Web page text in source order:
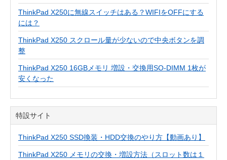
ThinkPad X250に無線スイッチはある？WIFIをOFFにする
には？
ThinkPad X250 スクロール量が少ないので中央ボタンを調
整
ThinkPad X250 16GBメモリ 増設・交換用SO-DIMM 1枚が
安くなった
特設サイト
ThinkPad X250 SSD換装・HDD交換のやり方【動画あり】
ThinkPad X250 メモリの交換・増設方法（スロット数は１